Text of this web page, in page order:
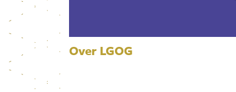
Over LGOG